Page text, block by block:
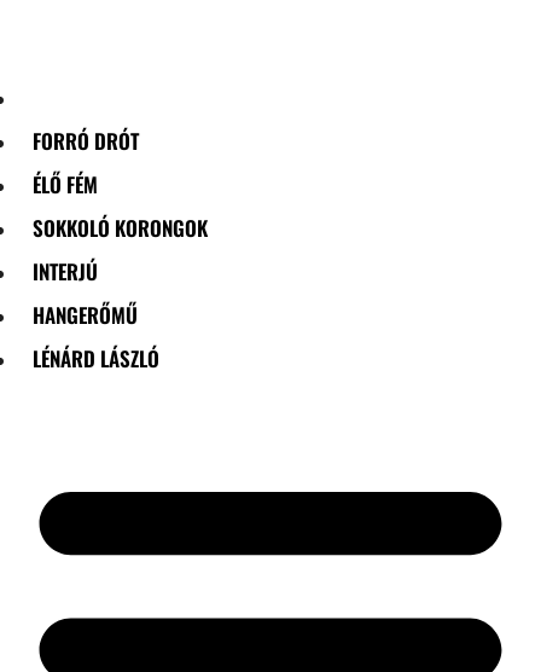
FORRÓ DRÓT
ÉLŐ FÉM
SOKKOLÓ KORONGOK
INTERJÚ
HANGERŐMŰ
LÉNÁRD LÁSZLÓ